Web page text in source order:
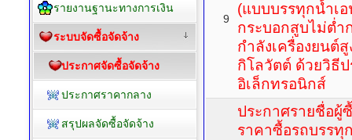
9
(แบบบรรทุกน้ำเ
กระบอกสูบไม่ต่ำ
กำลังเครื่องยนต์
กิโลวัตต์ ด้วยวิธี
อิเล็กทรอนิกส์
ประกาศรายชื่อผู้
ราคาซื้อรถบรรทุ
รายงานฐานะทางการเงิน
ระบบจัดซื้อจัดจ้าง
ประกาศจัดซื้อจัดจ้าง
ประกาศราคากลาง
สรุปผลจัดซื้อจัดจ้าง